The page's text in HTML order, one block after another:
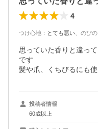
4
つけ心地 ： とても悪い のびの
思っていた香りと違っ
です
髪や爪、くちびるにも
投稿者情報
60歳以上